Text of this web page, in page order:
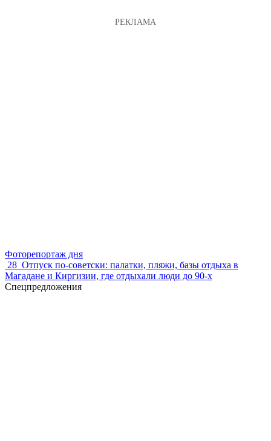
Фоторепортаж дня
28 Отпуск по‑советски: палатки, пляжи, базы отдыха в
Магадане и Киргизии, где отдыхали люди до 90-х
Спецпредложения